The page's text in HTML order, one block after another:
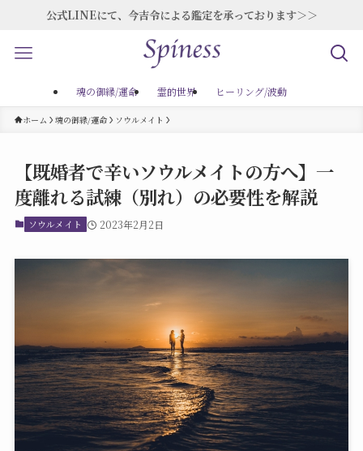
公式LINEにて、今吉令による鑑定を承っております＞＞
魂の御縁/運命 霊的世界 ヒーリング/波動
ホーム 魂の御縁/運命 ソウルメイト
【既婚者で辛いソウルメイトの方へ】一
度離れる試練（別れ）の必要性を解説
ソウルメイト 2023年2月2日